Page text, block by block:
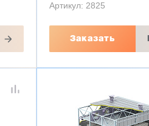
Артикул: 2825
Заказать